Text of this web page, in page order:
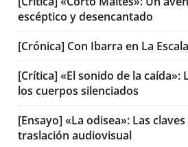
escéptico y desencantado
[Crónica] Con Ibarra en La
[Crítica] «El sonido de la caída»:
los cuerpos silenciados
[Ensayo] «La odisea»: Las
traslación audiovisual